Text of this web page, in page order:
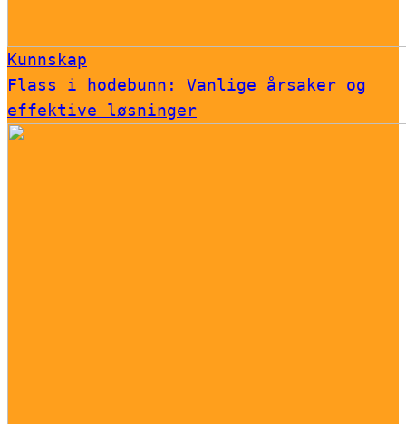
Kunnskap
Flass i hodebunn: Vanlige årsaker og
effektive løsninger